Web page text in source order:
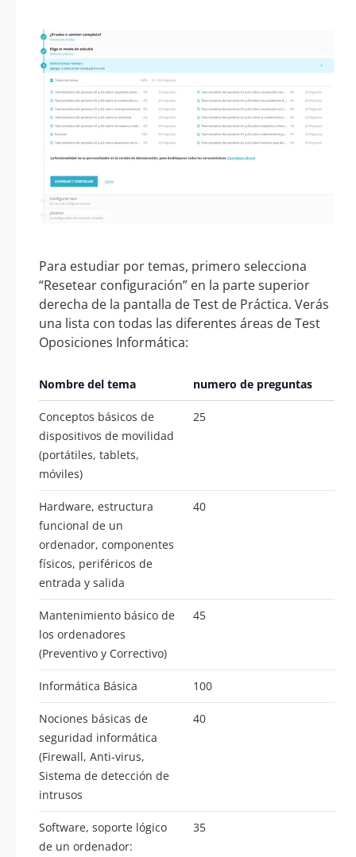
Para estudiar por temas, primero selecciona
“Resetear configuración” en la parte superior
derecha de la pantalla de Test de Práctica. Verás
una lista con todas las diferentes áreas de Test
Oposiciones Informática:
Nombre del tema numero de preguntas
Conceptos básicos de
dispositivos de movilidad
(portátiles, tablets,
móviles)
25
Hardware, estructura
funcional de un
ordenador, componentes
físicos, periféricos de
entrada y salida
40
Mantenimiento básico de
los ordenadores
(Preventivo y Correctivo)
45
Informática Básica 100
Nociones básicas de
seguridad informática
(Firewall, Anti-virus,
Sistema de detección de
intrusos
40
Software, soporte lógico
de un ordenador:
35